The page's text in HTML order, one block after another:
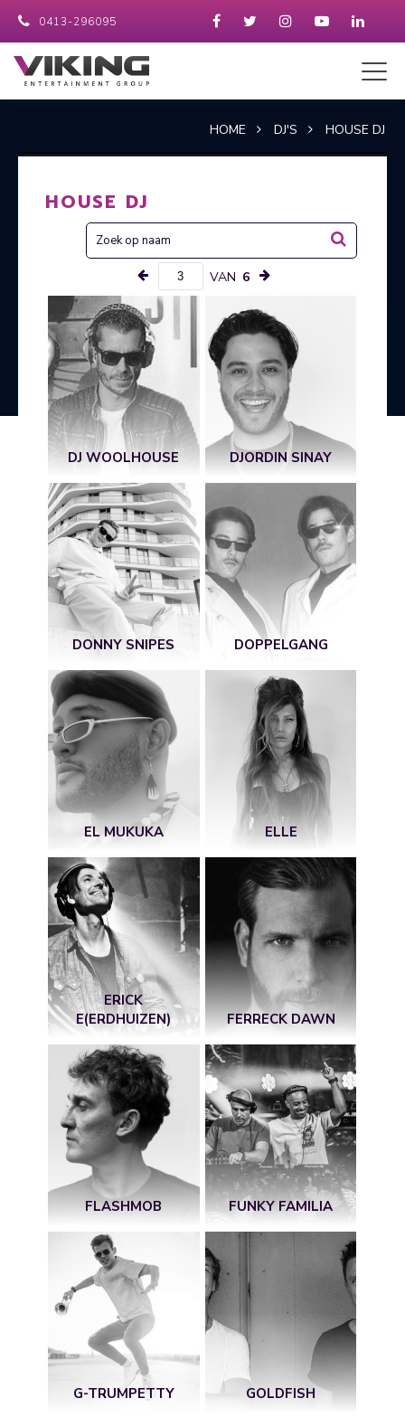
0413-296095
HOME DJ'S HOUSE DJ
HOUSE DJ
VAN 6
DJ WOOLHOUSE DJORDIN SINAY
DONNY SNIPES DOPPELGANG
EL MUKUKA ELLE
ERICK
E(ERDHUIZEN)
FERRECK DAWN
FLASHMOB FUNKY FAMILIA
G-TRUMPETTY GOLDFISH